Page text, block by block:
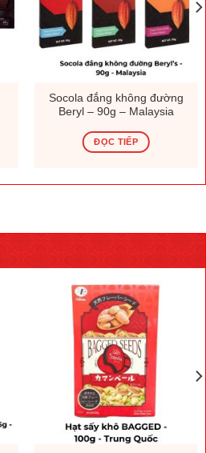
Socola đắng không đường
Beryl – 90g – Malaysia
ĐỌC TIẾP